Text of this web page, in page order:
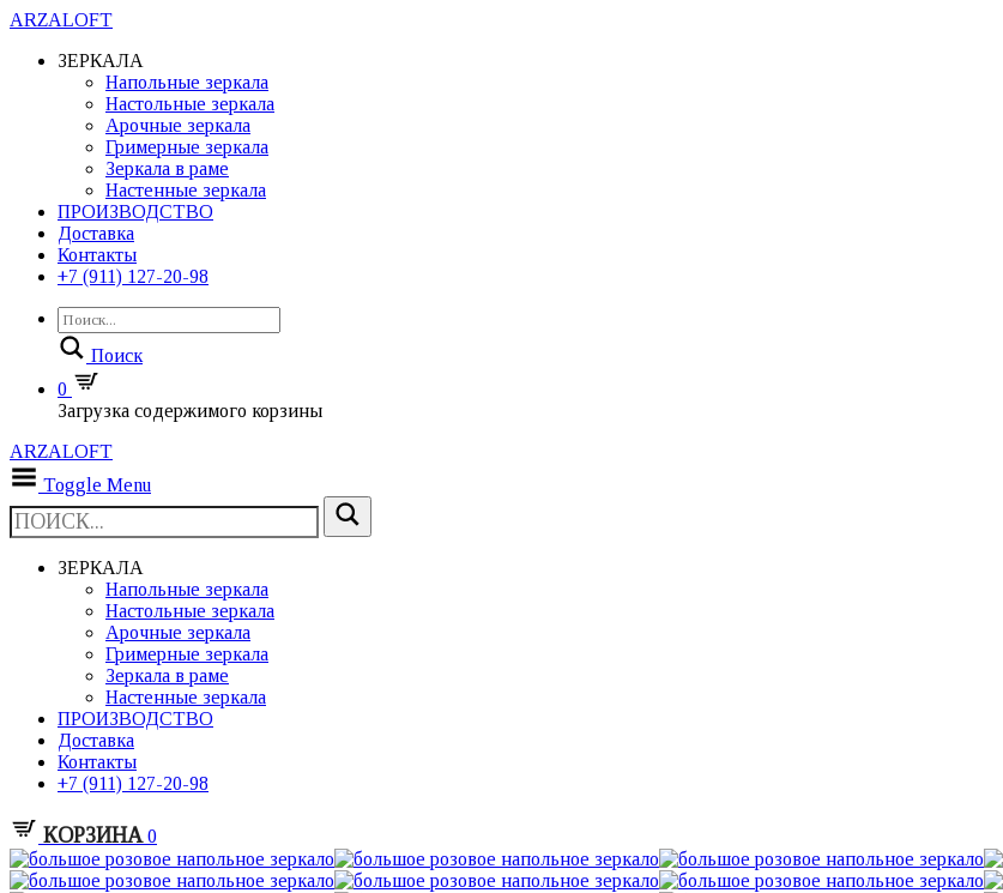
ARZALOFT
ЗЕРКАЛА
Напольные зеркала
Настольные зеркала
Арочные зеркала
Гримерные зеркала
Зеркала в раме
Настенные зеркала
ПРОИЗВОДСТВО
Доставка
Контакты
+7 (911) 127-20-98
Поиск
0
Загрузка содержимого корзины
ARZALOFT
Toggle Menu
ЗЕРКАЛА
Напольные зеркала
Настольные зеркала
Арочные зеркала
Гримерные зеркала
Зеркала в раме
Настенные зеркала
ПРОИЗВОДСТВО
Доставка
Контакты
+7 (911) 127-20-98
КОРЗИНА 0